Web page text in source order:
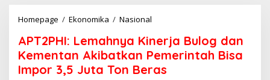
Homepage / Ekonomika / Nasional
T
2
P
H
APT2PHI: Lemahnya Kinerja Bulog dan
Kementan Akibatkan Pemerintah Bisa
Impor 3,5 Juta Ton Beras